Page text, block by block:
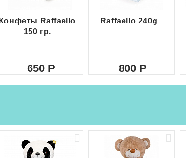
Конфеты Raffaello
150 гр.
650
Raffaello 240g
800